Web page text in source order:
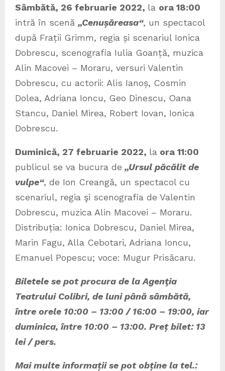
Sâmbătă, 26 februarie 2022, la ora 18:00
intră în scenă „Cenușăreasa“, un spectacol
după Frații Grimm, regia și scenariul Ionica
Dobrescu, scenografia Iulia Goanță, muzica
Alin Macovei – Moraru, versuri Valentin
Dobrescu, cu actorii: Alis Ianoș, Cosmin
Dolea, Adriana Ioncu, Geo Dinescu, Oana
Stancu, Daniel Mirea, Robert Iovan, Ionica
Dobrescu.
Duminică, 27 februarie 2022, la ora 11:00
publicul se va bucura de „Ursul păcălit de
vulpe“, de Ion Creangă, un spectacol cu
scenariul, regia şi scenografia de Valentin
Dobrescu, muzica Alin Macovei – Moraru.
Distribuția: Ionica Dobrescu, Daniel Mirea,
Marin Fagu, Alla Cebotari, Adriana Ioncu,
Emanuel Popescu; voce: Mugur Prisăcaru.
Biletele se pot procura de la Agenţia
Teatrului Colibri, de luni până sâmbătă,
între orele 10:00 – 13:00 / 16:00 – 19:00, iar
duminica, între 10:00 – 13:00. Preț bilet: 13
lei / pers.
Mai multe informații se pot obține la tel.: